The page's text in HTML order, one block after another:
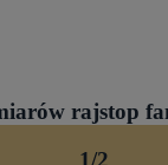
rajstop